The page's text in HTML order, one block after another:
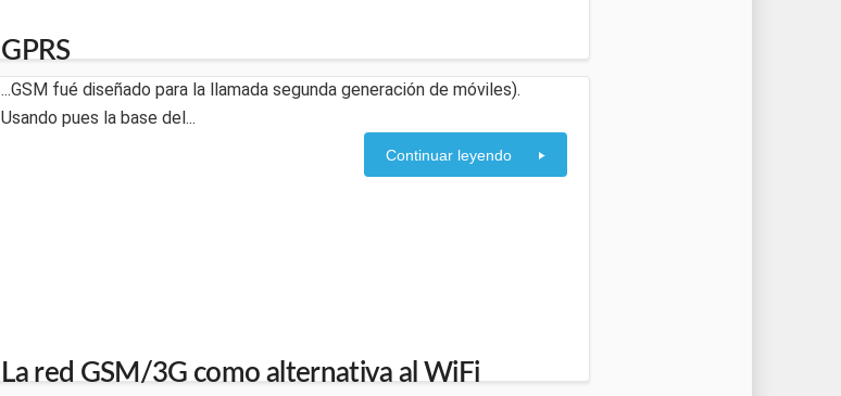
GPRS
...GSM fué diseñado para la llamada segunda generación de móviles).
Usando pues la base del...
Continuar leyendo
La red GSM/3G como alternativa al WiFi